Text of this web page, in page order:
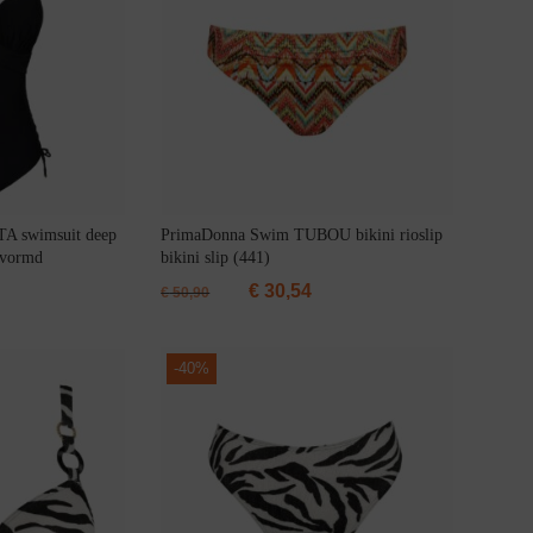
swimsuit deep
PrimaDonna Swim TUBOU bikini rioslip
bikini slip (441)
€50,90 € 30,54
-40%